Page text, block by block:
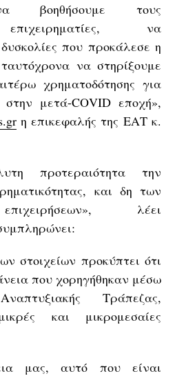
βοηθήσουμε τους
να
που προκάλεσε η
να στηρίξουμε
χρηματοδότησης για
μετά-CΟVΙD εποχή»,
η επικεφαλής της ΕΑΤ κ.
προτεραιότητα την
και δη των
λέει
στοιχείων προκύπτει ότι
που χορηγήθηκαν μέσω
Τράπεζας,
και μικρομεσαίες
μας, αυτό που είναι